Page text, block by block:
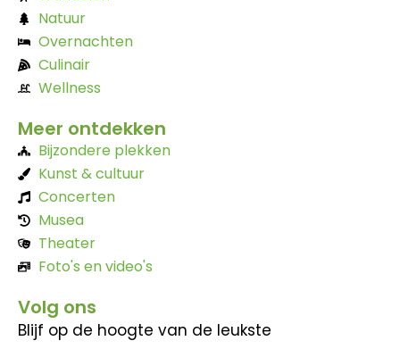
Natuur
Overnachten
Culinair
Wellness
Meer ontdekken
Bijzondere plekken
Kunst & cultuur
Concerten
Musea
Theater
Foto's en video's
Volg ons
Blijf op de hoogte van de leukste